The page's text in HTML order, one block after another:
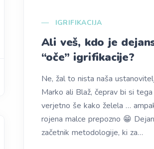
IGRIFIKACIJA
Ali veš, kdo je
“oče” igrifikacije?
Ne, žal to nista naša
Marko ali Blaž, čeprav bi si tega
verjetno še kako želela …
rojena malce prepozno 😁
začetnik metodologije, ki za…